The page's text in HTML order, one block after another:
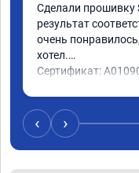
Сделали прошивку
результат
очень
хотел.
Сертификат:
‹ ›